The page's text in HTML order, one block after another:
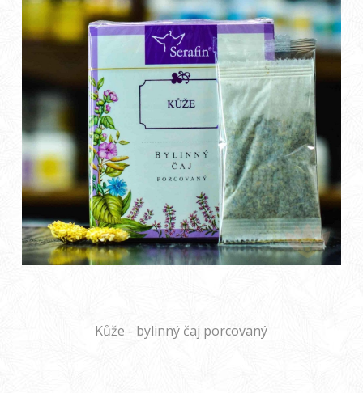
Kůže - bylinný čaj porcovaný